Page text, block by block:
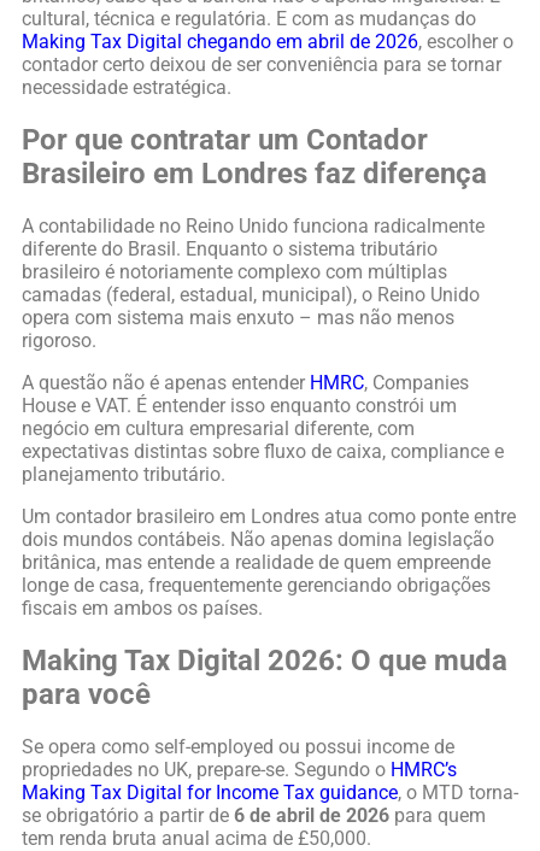
cultural, técnica e regulatória. E com as mudanças do
Making Tax Digital chegando em abril de 2026, escolher o
contador certo deixou de ser conveniência para se tornar
necessidade estratégica.
Por que contratar um Contador
Brasileiro em Londres faz diferença
A contabilidade no Reino Unido funciona radicalmente
diferente do Brasil. Enquanto o sistema tributário
brasileiro é notoriamente complexo com múltiplas
camadas (federal, estadual, municipal), o Reino Unido
opera com sistema mais enxuto – mas não menos
rigoroso.
A questão não é apenas entender HMRC, Companies
House e VAT. É entender isso enquanto constrói um
negócio em cultura empresarial diferente, com
expectativas distintas sobre fluxo de caixa, compliance e
planejamento tributário.
Um contador brasileiro em Londres atua como ponte entre
dois mundos contábeis. Não apenas domina legislação
britânica, mas entende a realidade de quem empreende
longe de casa, frequentemente gerenciando obrigações
fiscais em ambos os países.
Making Tax Digital 2026: O que muda
para você
Se opera como self-employed ou possui income de
propriedades no UK, prepare-se. Segundo o HMRC’s
Making Tax Digital for Income Tax guidance, o MTD torna-
se obrigatório a partir de 6 de abril de 2026 para quem
tem renda bruta anual acima de £50,000.